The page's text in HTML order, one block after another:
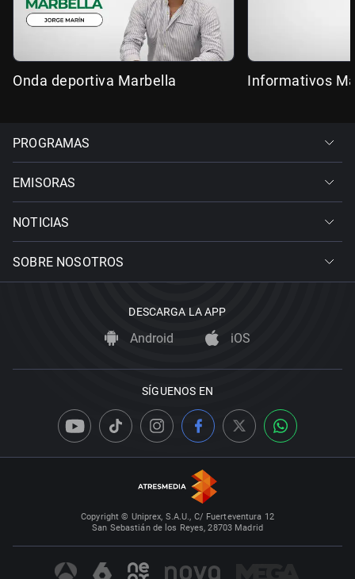
Onda deportiva Marbella Informativos
PROGRAMAS
EMISORAS
NOTICIAS
SOBRE NOSOTROS
DESCARGA LA APP
Android iOS
SÍGUENOS EN
Copyright © Uniprex, S.A.U., C/ Fuerteventura 12
San Sebastián de los Reyes, 28703 Madrid